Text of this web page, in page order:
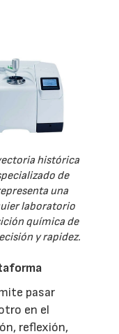
histórica
de
una
laboratorio
química de
y rapidez.
pasar
en el
reflexión,